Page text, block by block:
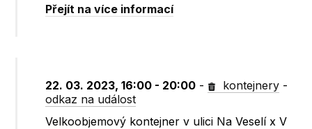
Přejít na více informací
22. 03. 2023, 16:00 - 20:00 - kontejnery -
odkaz na událost
Velkoobjemový kontejner v ulici Na Veselí x V